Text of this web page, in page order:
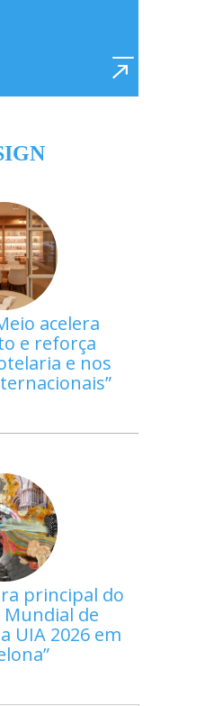
acelera
e reforça
e nos
principal do
de
UIA 2026 em